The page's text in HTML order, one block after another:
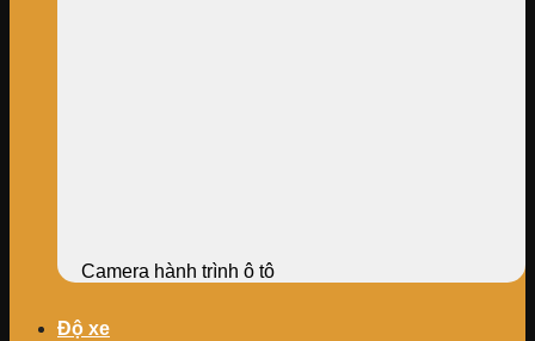
Camera hành trình ô tô
Độ xe